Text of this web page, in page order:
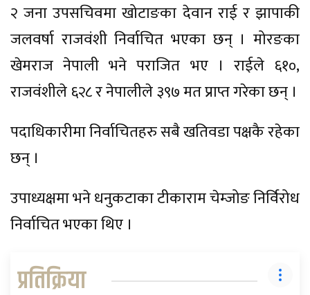
२ जना उपसचिवमा खोटाङका देवान राई र झापाकी
जलवर्षा राजवंशी निर्वाचित भएका छन् । मोरङका
खेमराज नेपाली भने पराजित भए । राईले ६१०,
राजवंशीले ६२८ र नेपालीले ३९७ मत प्राप्त गरेका छन् ।
पदाधिकारीमा निर्वाचितहरु सबै खतिवडा पक्षकै रहेका
छन् ।
उपाध्यक्षमा भने धनुकटाका टीकाराम चेम्जोङ निर्विरोध
निर्वाचित भएका थिए ।
प्रतिक्रिया